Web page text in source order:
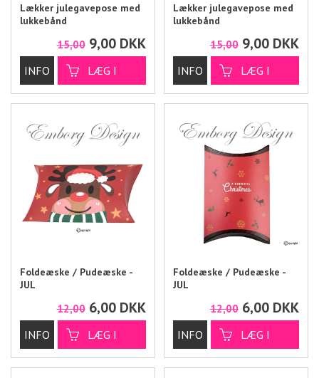
Lækker julegavepose med
lukkebånd
15,00 9,00 DKK
Lækker julegavepose med
lukkebånd
15,00 9,00 DKK
Foldeæske / Pudeæske -
JUL
12,00 6,00 DKK
Foldeæske / Pudeæske -
JUL
12,00 6,00 DKK